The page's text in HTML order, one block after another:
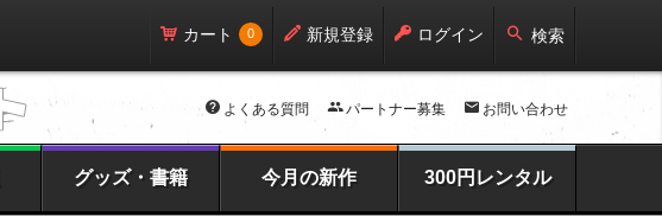
カート 0 新規登録 ログイン 検索
よくある質問 パートナー募集 お問い合わせ
グッズ・書籍 今月の新作 300円レンタル